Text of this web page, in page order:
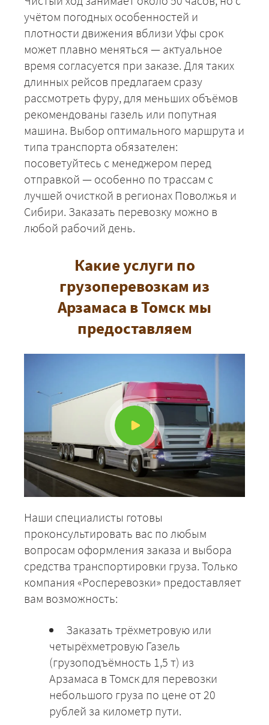
учётом погодных особенностей и
плотности движения вблизи Уфы срок
может плавно меняться — актуальное
время согласуется при заказе. Для таких
длинных рейсов предлагаем сразу
рассмотреть фуру, для меньших объёмов
рекомендованы газель или попутная
машина. Выбор оптимального маршрута и
типа транспорта обязателен:
посоветуйтесь с менеджером перед
отправкой — особенно по трассам с
лучшей очисткой в регионах Поволжья и
Сибири. Заказать перевозку можно в
любой рабочий день.
Какие услуги по
грузоперевозкам из
Арзамаса в Томск мы
предоставляем
Наши специалисты готовы
проконсультировать вас по любым
вопросам оформления заказа и выбора
средства транспортировки груза. Только
компания «Росперевозки» предоставляет
вам возможность:
Заказать трёхметровую или
четырёхметровую Газель
(грузоподъёмность 1,5 т) из
Арзамаса в Томск для перевозки
небольшого груза по цене от 20
рублей за километр пути.
+7 (499) 520-05-23
ЗАКАЗАТЬ